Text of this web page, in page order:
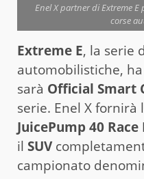
Enel X partner di Extreme
corse
Extreme E, la serie
automobilistiche,
sarà Official Smart
serie. Enel X fornirà
JuicePump 40
il SUV
campionato